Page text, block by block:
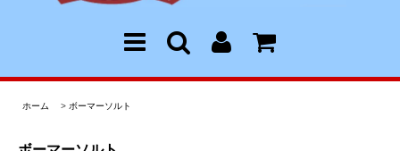
ホーム > ボーマーソルト